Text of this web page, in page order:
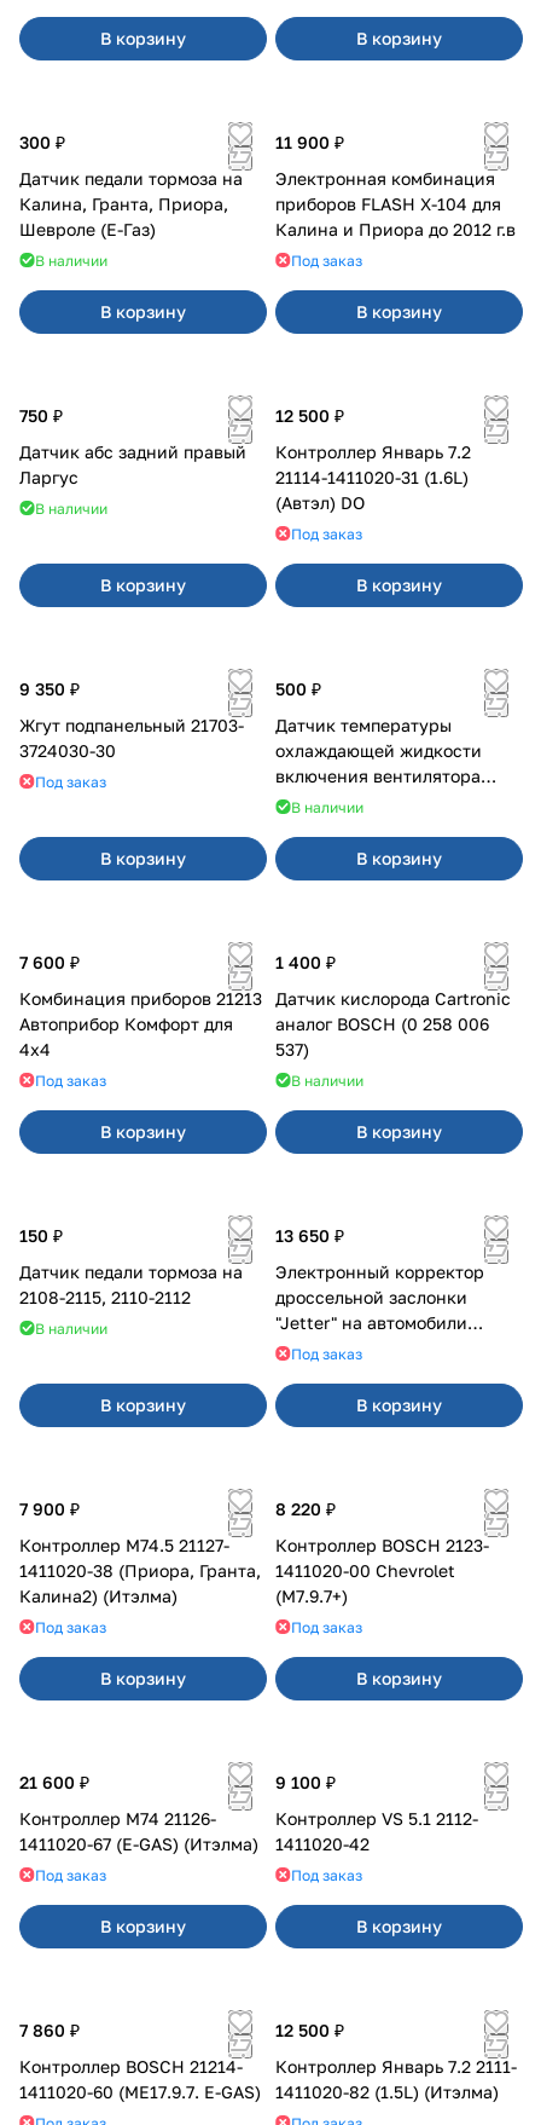
В корзину В корзину
300 ₽
Датчик педали тормоза на
Калина, Гранта, Приора,
Шевроле (Е-Газ)
В наличии
В корзину
11 900 ₽
Электронная комбинация
приборов FLASH X-104 для
Калина и Приора до 2012 г.в
Под заказ
В корзину
750 ₽
Датчик абс задний правый
Ларгус
В наличии
В корзину
12 500 ₽
Контроллер Январь 7.2
21114-1411020-31 (1.6L)
(Автэл) DO
Под заказ
В корзину
9 350 ₽
Жгут подпанельный 21703-
3724030-30
Под заказ
В корзину
500 ₽
Датчик температуры
охлаждающей жидкости
включения вентилятора
2110-2115,2170,1117-1119,2123
В наличии
В корзину
7 600 ₽
Комбинация приборов 21213
Автоприбор Комфорт для
4x4
Под заказ
В корзину
1 400 ₽
Датчик кислорода Cartronic
аналог BOSCH (0 258 006
537)
В наличии
В корзину
150 ₽
Датчик педали тормоза на
2108-2115, 2110-2112
В наличии
В корзину
13 650 ₽
Электронный корректор
дроссельной заслонки
"Jetter" на автомобили
марки Cadillac
Под заказ
В корзину
7 900 ₽
Контроллер М74.5 21127-
1411020-38 (Приора, Гранта,
Калина2) (Итэлма)
Под заказ
В корзину
8 220 ₽
Контроллер BOSCH 2123-
1411020-00 Chevrolet
(M7.9.7+)
Под заказ
В корзину
21 600 ₽
Контроллер М74 21126-
1411020-67 (E-GAS) (Итэлма)
Под заказ
В корзину
9 100 ₽
Контроллер VS 5.1 2112-
1411020-42
Под заказ
В корзину
7 860 ₽
Контроллер BOSCH 21214-
1411020-60 (ME17.9.7. E-GAS)
12 500 ₽
Контроллер Январь 7.2 2111-
1411020-82 (1.5L) (Итэлма)